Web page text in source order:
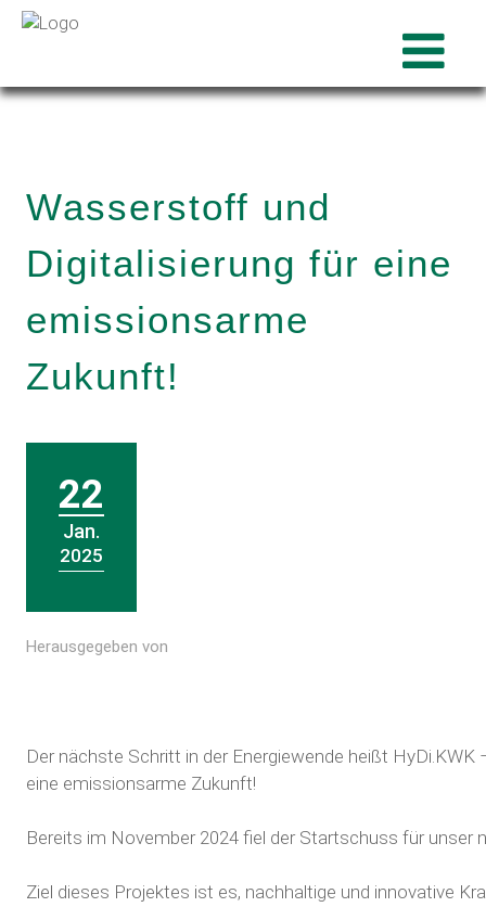
Wasserstoff und
Digitalisierung für eine
emissionsarme
Zukunft!
22
Jan.
2025
Herausgegeben von
Der nächste Schritt in der Energiewende heißt HyDi.KWK
eine emissionsarme Zukunft!
Bereits im November 2024 fiel der Startschuss für unser
Ziel dieses Projektes ist es, nachhaltige und innovative